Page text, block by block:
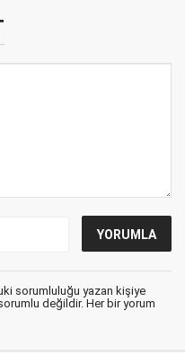
sorumluluğu yazan kişiye
değildir. Her bir yorum